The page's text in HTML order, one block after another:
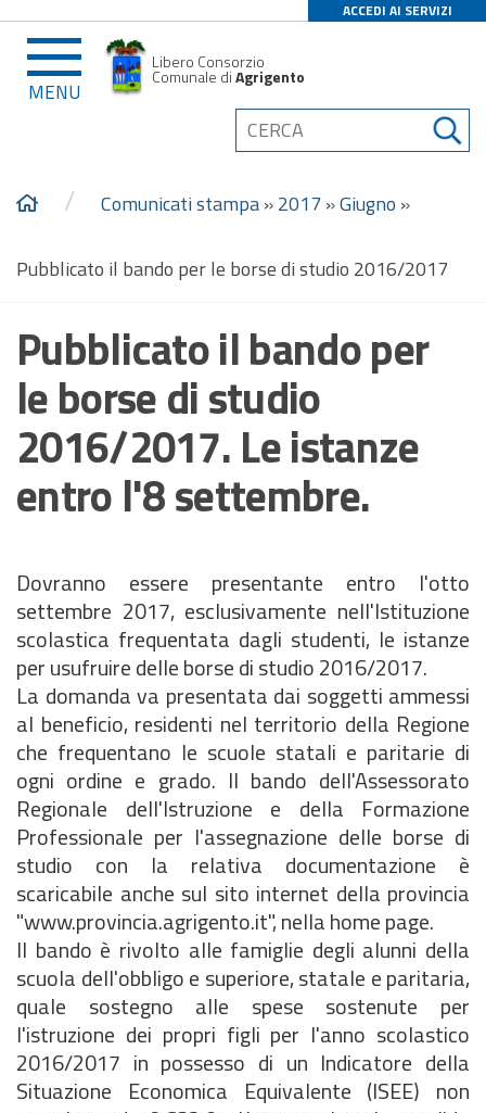
ACCEDI AI SERVIZI
MENU
Libero Consorzio
Comunale diAgrigento
/ Comunicati stampa»2017»Giugno »
Pubblicato il bando per le borse di studio 2016/2017
Pubblicato il bando per
le borse di studio
2016/2017. Le istanze
entro l'8 settembre.
Dovranno essere presentante entro l'otto
settembre 2017, esclusivamente nell'Istituzione
scolastica frequentata dagli studenti, le istanze
per usufruire delle borse di studio 2016/2017.
La domanda va presentata dai soggetti ammessi
al beneficio, residenti nel territorio della Regione
che frequentano le scuole statali e paritarie di
ogni ordine e grado. Il bando dell'Assessorato
Regionale dell'Istruzione e della Formazione
Professionale per l'assegnazione delle borse di
studio con la relativa documentazione è
scaricabile anche sul sito internet della provincia
"www.provincia.agrigento.it", nella home page.
Il bando è rivolto alle famiglie degli alunni della
scuola dell'obbligo e superiore, statale e paritaria,
quale sostegno alle spese sostenute per
l'istruzione dei propri figli per l'anno scolastico
2016/2017 in possesso di un Indicatore della
Situazione Economica Equivalente (ISEE) non